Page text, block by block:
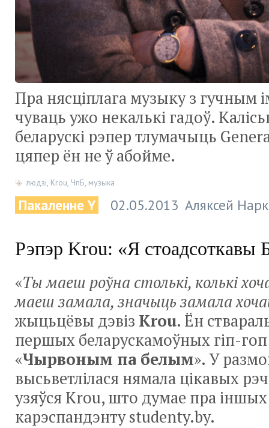
Пра нясціплага музыку з гучным
чуваць ужо некалькі гадоў.
беларускі рэпер тлумачыць
цяпер ён не ў абойме.
людзі Krou ЧпБ музыка
Пакаленне Y 02.05.2013 Аляксей
Рэпэр Krou: «Я стоадсоткавы
«Ты маеш роўна столькі, колькі
маеш замала, значыць замала
жыцьцёвы дэвіз Krou. Ён
першых беларускамоўных гіп-
«Чырвоным па белым». У
высьветлілася нямала цікавых
узяўся Krou, што думае пра іншых
карэспандэнту studenty.by.